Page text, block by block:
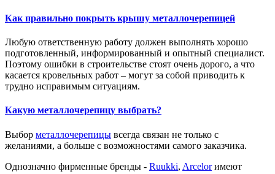
Как правильно покрыть крышу металлочерепицей
Любую ответственную работу должен выполнять хорошо
подготовленный, информированный и опытный специалист.
Поэтому ошибки в строительстве стоят очень дорого, а что
касается кровельных работ – могут за собой приводить к
трудно исправимым ситуациям.
Какую металлочерепицу выбрать?
Выбор металлочерепицы всегда связан не только с
желаниями, а больше с возможностями самого заказчика.
Однозначно фирменные бренды - Ruukki, Arcelorимеют